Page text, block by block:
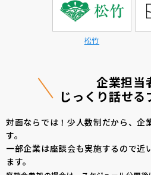
松竹
企業担当
じっくり話せる
対面ならでは！少人数制だから、企
す。
一部企業は座談会も実施するので近
ます。